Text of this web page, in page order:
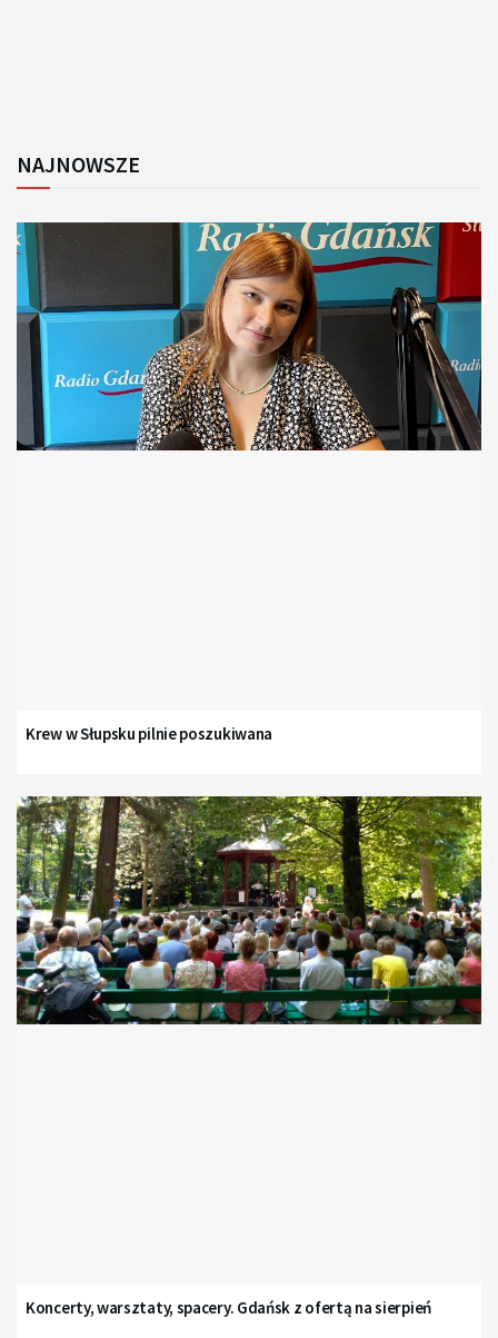
NAJNOWSZE
Krew w Słupsku pilnie poszukiwana
Koncerty, warsztaty, spacery. Gdańsk z ofertą na sierpień